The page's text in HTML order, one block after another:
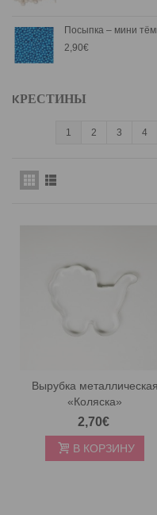
Посыпка – мини
2,90€
KРЕСТИНЫ
1 2 3 4
Вырубка металлическая
«Коляска»
2,70€
В КОРЗИНУ